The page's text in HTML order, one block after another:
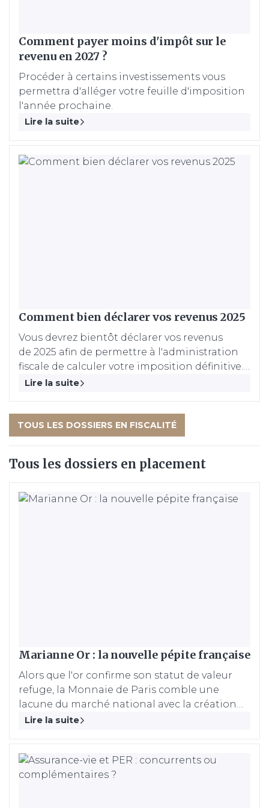
Comment payer moins d'impôt sur le
revenu en 2027 ?
Procéder à certains investissements vous
permettra d'alléger votre feuille d'imposition
l'année prochaine.
Lire la suite
Comment bien déclarer vos revenus 2025
Vous devrez bientôt déclarer vos revenus
de 2025 afin de permettre à l'administration
fiscale de calculer votre imposition définitive.
Présentation des principales règles et
Lire la suite
TOUS LES DOSSIERS EN FISCALITÉ
Tous les dossiers en placement
Marianne Or : la nouvelle pépite française
Alors que l'or confirme son statut de valeur
refuge, la Monnaie de Paris comble une
lacune du marché national avec la création
du Marianne Or.
Lire la suite